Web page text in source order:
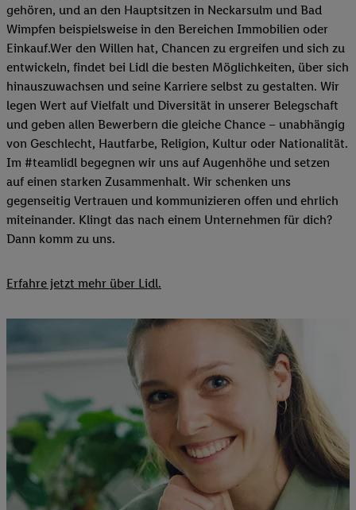
gehören, und an den Hauptsitzen in Neckarsulm und Bad
Wimpfen beispielsweise in den Bereichen Immobilien oder
Einkauf.Wer den Willen hat, Chancen zu ergreifen und sich zu
entwickeln, findet bei Lidl die besten Möglichkeiten, über sich
hinauszuwachsen und seine Karriere selbst zu gestalten. Wir
legen Wert auf Vielfalt und Diversität in unserer Belegschaft
und geben allen Bewerbern die gleiche Chance – unabhängig
von Geschlecht, Hautfarbe, Religion, Kultur oder Nationalität.
Im #teamlidl begegnen wir uns auf Augenhöhe und setzen
auf einen starken Zusammenhalt. Wir schenken uns
gegenseitig Vertrauen und kommunizieren offen und ehrlich
miteinander. Klingt das nach einem Unternehmen für dich?
Dann komm zu uns.​
Erfahre jetzt mehr über Lidl.